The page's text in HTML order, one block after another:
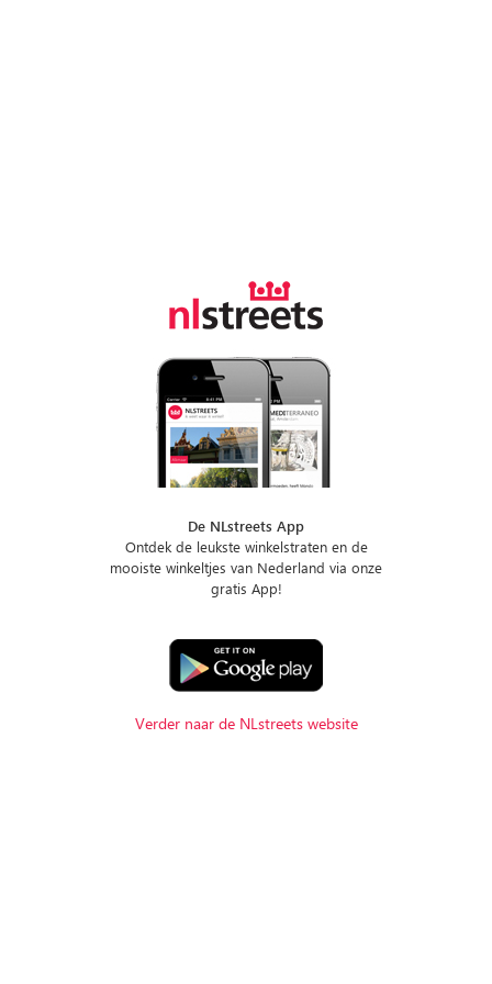
De NLstreets App
Ontdek de leukste winkelstraten en de
mooiste winkeltjes van Nederland via onze
gratis App!
Verder naar de NLstreets website